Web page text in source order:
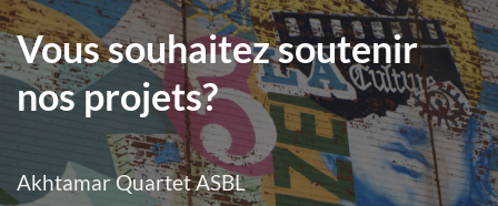
Vous souhaitez soutenir
nos projets?
Akhtamar Quartet ASBL